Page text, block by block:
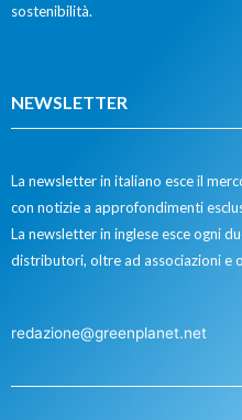
sostenibilità.
NEWSLETTER
La newsletter in italiano esce il
con notizie a approfondimenti
La newsletter in inglese esce ogni
distributori, oltre ad associazioni e
redazione@greenplanet.net